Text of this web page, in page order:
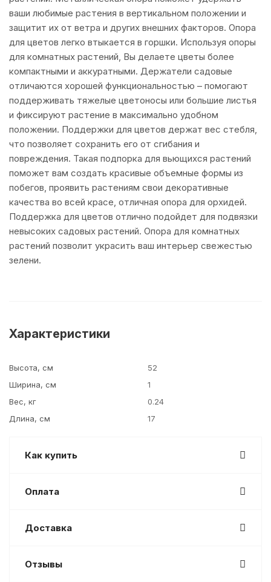
ваши любимые растения в вертикальном положении и
защитит их от ветра и других внешних факторов. Опора
для цветов легко втыкается в горшки. Используя опоры
для комнатных растений, Вы делаете цветы более
компактными и аккуратными. Держатели садовые
отличаются хорошей функциональностью – помогают
поддерживать тяжелые цветоносы или большие листья
и фиксируют растение в максимально удобном
положении. Поддержки для цветов держат вес стебля,
что позволяет сохранить его от сгибания и
повреждения. Такая подпорка для вьющихся растений
поможет вам создать красивые объемные формы из
побегов, проявить растениям свои декоративные
качества во всей красе, отличная опора для орхидей.
Поддержка для цветов отлично подойдет для подвязки
невысоких садовых растений. Опора для комнатных
растений позволит украсить ваш интерьер свежестью
зелени.
Характеристики
Высота, см
52
Ширина, см
1
Вес, кг
0.24
Длина, см
17
Как купить
Оплата
Доставка
Отзывы